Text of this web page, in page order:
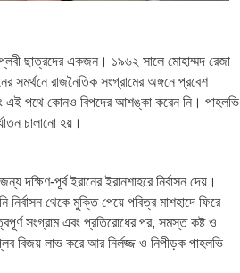
ছাত্রদের একজন। ১৯৬২ সালে মোহাম্মদ রেজা
সমর্থনে রাজনৈতিক সংগ্রামের অঙ্গনে প্রবেশ
এই পথে কোনও বিপদের আশঙ্কা করেন নি। পাহলভি
চালানো হয়।
পূর্ব ইরানের ইরানশাহরে নির্বাসন দেয়।
নির্বাসন থেকে মুক্তি পেয়ে পবিত্র মাশহাদে ফিরে
সংগ্রাম এবং প্রতিরোধের পর, সমস্ত কষ্ট ও
বিজয় লাভ করে আর নির্লজ্জ ও নিপীড়ক পাহলভি